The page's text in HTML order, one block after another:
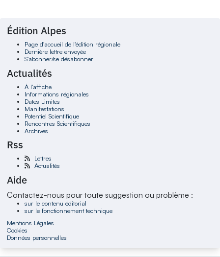
Édition Alpes
Page d'accueil de l'édition régionale
Dernière lettre envoyée
S'abonner/se désabonner
Actualités
À l'affiche
Informations régionales
Dates Limites
Manifestations
Potentiel Scientifique
Rencontres Scientifiques
Archives
Rss
Lettres
Actualités
Aide
Contactez-nous pour toute suggestion ou problème :
sur le contenu éditorial
sur le fonctionnement technique
Mentions Légales
Cookies
Données personnelles